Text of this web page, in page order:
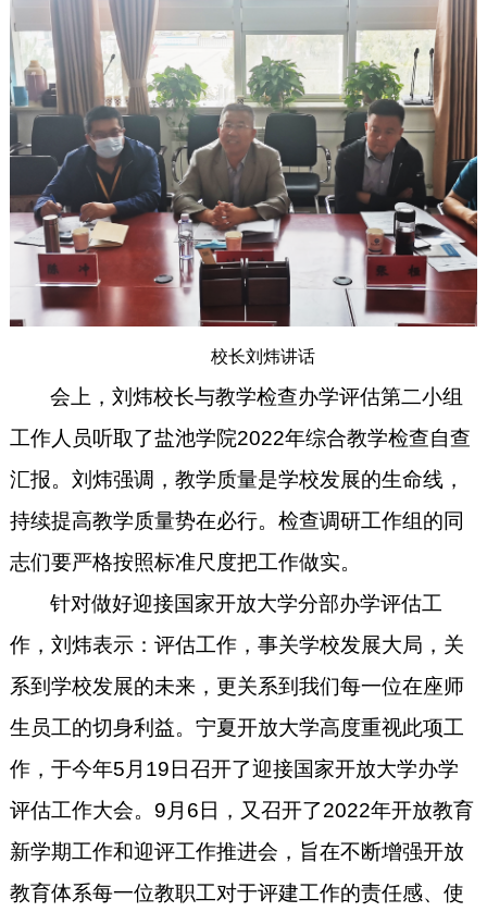
校长刘炜讲话
会上，刘炜校长与教学检查办学评估第二小组
工作人员听取了盐池学院2022年综合教学检查自查
汇报。刘炜强调，教学质量是学校发展的生命线，
持续提高教学质量势在必行。检查调研工作组的同
志们要严格按照标准尺度把工作做实。
针对做好迎接国家开放大学分部办学评估工
作，刘炜表示：评估工作，事关学校发展大局，关
系到学校发展的未来，更关系到我们每一位在座师
生员工的切身利益。宁夏开放大学高度重视此项工
作，于今年5月 19 日召开了迎接国家开放大学办学
评估工作大会。 9月 6 日，又召开了2022年开放教育
新学期工作和迎评工作推进会，旨在不断增强开放
教育体系每一位教职工对于评建工作的责任感、使